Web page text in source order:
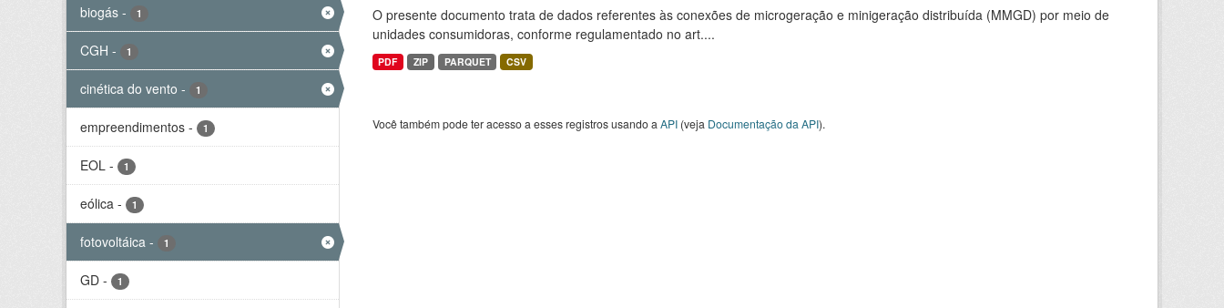
biogás - 1
CGH - 1
cinética do vento - 1
empreendimentos - 1
EOL - 1
eólica - 1
fotovoltáica - 1
GD - 1
O presente documento trata de dados referentes às conexões de microgeração e minigeração distribuída (MMGD) por meio de
unidades consumidoras, conforme regulamentado no art....
PDF ZIP PARQUET CSV
Você também pode ter acesso a esses registros usando a API(veja Documentação da API).